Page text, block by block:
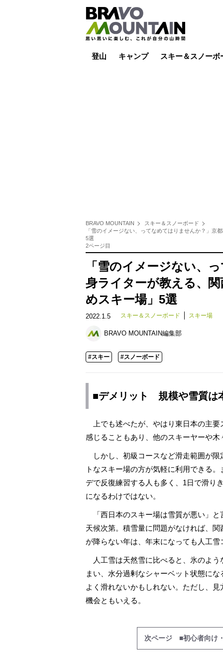
登山 キャンプ スキー＆スノーボ
BRAVO MOUNTAIN
スキー＆スノーボード
「雪のイメージない、ってなめてはりませんか？」京
5選
2ページ目
「雪のイメージない、
身ライターが教える、
めスキー場」5選
2022.1.5 スキー＆スノーボード スキー場
BRAVO MOUNTAIN編集部
#スキー #スノーボード
■デメリット 規模や雪質は
上でも述べたが、やはり東日本の主要
感じることもあり、他のスキーヤーや木
しかし、初級コースなど滑走範囲が限
トなスキー場の方が気軽に利用できる
デで反復練習する人も多く、1日で滑り
になるわけではない。
「西日本のスキー場は雪質が悪い」と
天候次第。積雪量に問題がなければ、
が降らない年は、年末になっても人工雪
人工雪は天然雪に比べると、氷のよう
まい、水分過剰なシャーベット状態に
よく滑れないかもしれない。ただし、
機会ともいえる。
次ページ ■初心者向け